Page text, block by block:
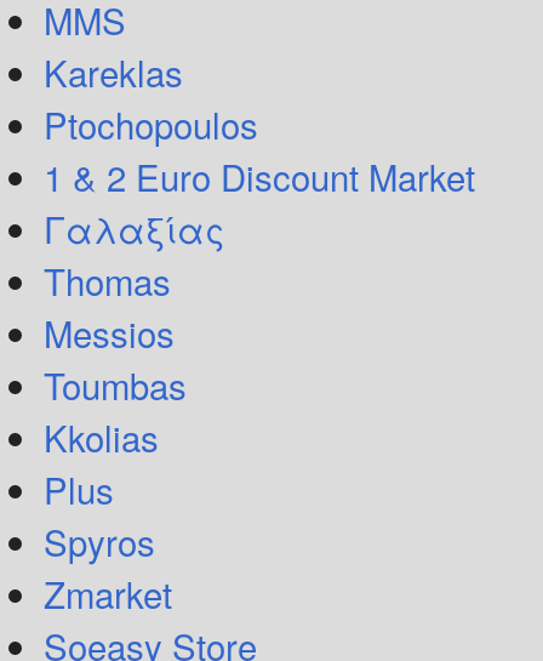
MMS
Kareklas
Ptochopoulos
1 & 2 Euro Discount Market
Γαλαξίας
Thomas
Messios
Toumbas
Kkolias
Plus
Spyros
Zmarket
Soeasy Store